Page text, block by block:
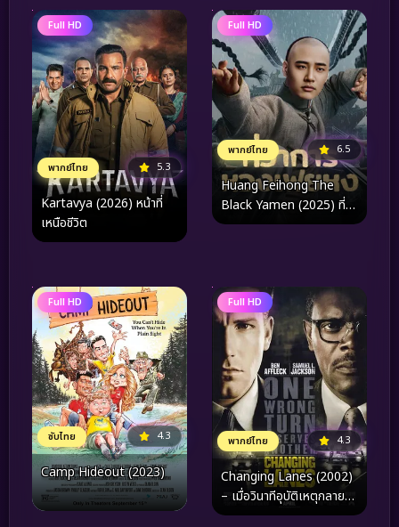
Full HD
พากย์ไทย 5.3
Kartavya (2026) หน้าที่
เหนือชีวิต
Full HD
พากย์ไทย 6.5
Huang Feihong The
Black Yamen (2025) ที่ว่า
การหวงเฟยหง
Full HD
ซับไทย 4.3
Camp Hideout (2023)
Full HD
พากย์ไทย 4.3
Changing Lanes (2002)
– เมื่อวินาทีอุบัติเหตุกลาย
เป็นสมรภูมิแห่งศีลธรรมและ